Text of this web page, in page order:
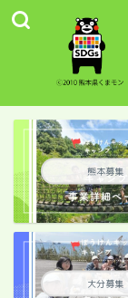
熊本募集
大分募集